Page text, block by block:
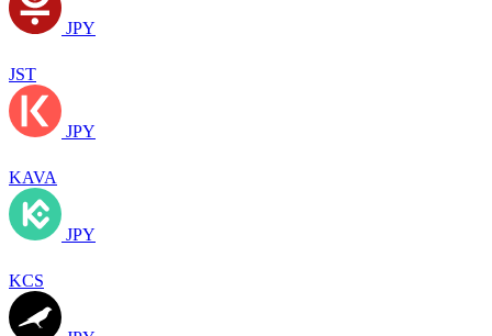
JPY
JST
JPY
KAVA
JPY
KCS